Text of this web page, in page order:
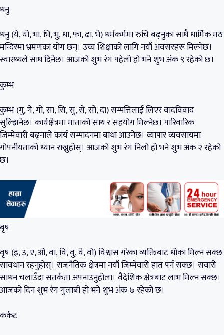
धनु
धनु (ये, यो, भा, भि, भु, धा, फा, ढा, भे) धर्मकर्ममा रुचि बढ्नुका साथै धार्मिक मठ
मन्दिरमा भ्रमणका योग छन्। उच्च शिक्षाको लागि नयाँ अवसरहरू मिल्नेछ।
स्वास्थ्यले साथ दिनेछ। आजको शुभ रंग पहेलो हो भने शुभ अंक ९ रहेको छ।
कुम्भ
कुम्भ (गु, गे, गो, सा, सि, सु, से, सो, दा) सम्पत्तिलाई लिएर वादविवाद
सुल्झिनेछ। कार्यक्षेत्रमा माताको साथ र सहयोग मिल्नेछ। पारिवारिक
जिम्मेवारी बढ्नाले कार्य सम्पादनमा बाधा आउनेछ। व्यापार व्यवसायमा
गोपनीयताको ध्यान राख्नुहोस्। आजको शुभ रंग निलो हो भने शुभ अंक २ रहेको
छ।
बृष
वृष (इ, उ, ए, ओ, वा, वि, वु, वे, वो) विश्वास गरेका व्यक्तिबाट धोका मिल्न सक्छ
सावधान रहनुहोस्। राजनैतिक क्षेत्रमा नयाँ जिम्मेवारी हात पर्न सक्छ। सवारी
साधन चलाउँदा सतर्कता अपनाउनुहोला। वैदेशिक क्षेत्रबाट लाभ मिल्न सक्छ।
आजको दिन शुभ रंग गुलाबी हो भने शुभ अंक ७ रहेको छ।
कर्कट